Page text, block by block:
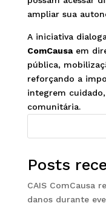
ampliar sua
A iniciativa
ComCausaem
pública,
reforçando a
integrem
comunitária.
Posts
CAIS ComCausa
danos durante